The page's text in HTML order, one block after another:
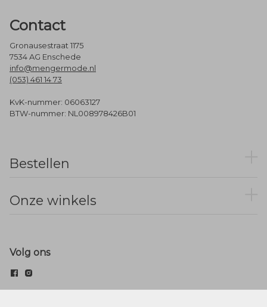
Contact
Gronausestraat 1175
7534 AG Enschede
info@mengermode.nl
(053) 461 14 73
KvK-nummer: 06063127
BTW-nummer: NL008978426B01
Bestellen
Onze winkels
Volg ons